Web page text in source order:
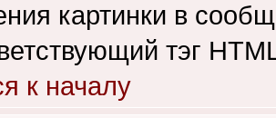
картинки в
тэг
к началу